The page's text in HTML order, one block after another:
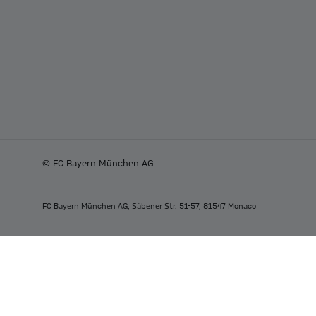
© FC Bayern München AG
FC Bayern München AG, Säbener Str. 51-57, 81547 Monaco